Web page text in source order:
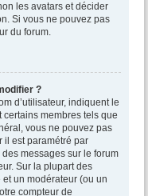
les avatars et décider
Si vous ne pouvez pas
du forum.
?
d’utilisateur, indiquent le
membres tels que
vous ne pouvez pas
il est paramétré par
des messages sur le forum
Sur la plupart des
un modérateur (ou un
compteur de